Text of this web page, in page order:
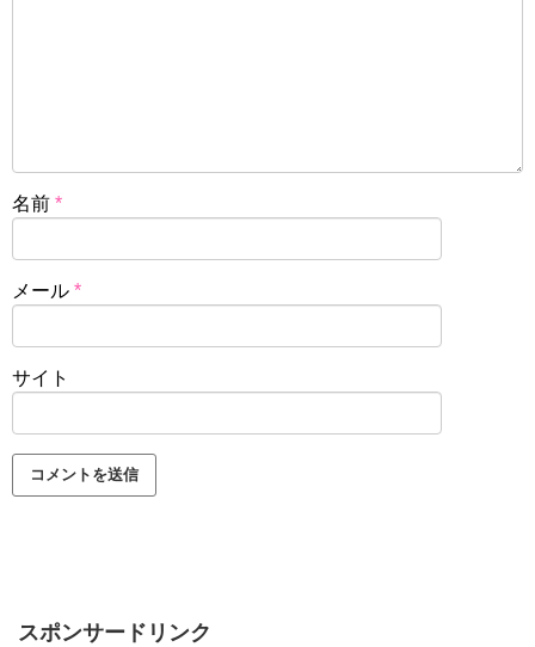
名前 *
メール *
サイト
スポンサードリンク